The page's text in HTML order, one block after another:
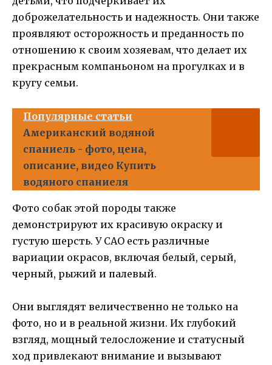
доброжелательность и надежность. Они также
проявляют осторожность и преданность по
отношению к своим хозяевам, что делает их
прекрасным компаньоном на прогулках и в
кругу семьи.
Популярные статьи
Американский водяной
спаниель - фото, цена,
описание, видео Купить
водяного спаниеля
Фото собак этой породы также
демонстрируют их красивую окраску и
густую шерсть. У САО есть различные
вариации окрасов, включая белый, серый,
черный, рыжий и палевый.
Они выглядят величественно не только на
фото, но и в реальной жизни. Их глубокий
взгляд, мощный телосложение и статусный
ход привлекают внимание и вызывают